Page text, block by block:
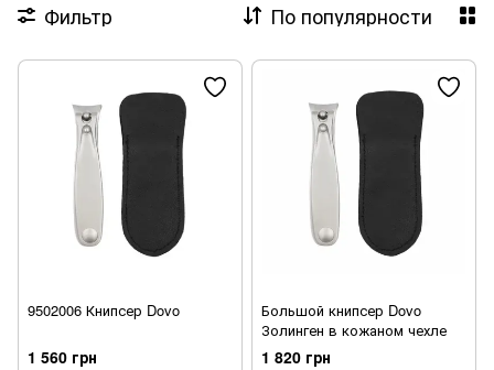
Фильтр По популярности
9502006 Книпсер Dovo
1 560 грн
Большой книпсер Dovo
Золинген в кожаном чехле
1 820 грн